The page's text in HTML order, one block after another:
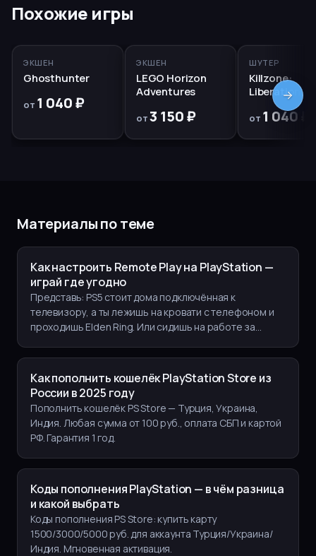
Похожие игры
ЭКШЕН
Ghosthunter
от 1 040 ₽
ЭКШЕН
LEGO Horizon
Adventures
от3 150 ₽
ШУТЕР
Killzone:
Liberation
от 1 040 ₽
Материалы по теме
Как настроить Remote Play на PlayStation —
играй где угодно
Представь: PS5 стоит дома подключённая к
телевизору, а ты лежишь на кровати с телефоном и
проходишь Elden Ring. Или сидишь на работе за
Как пополнить кошелёк PlayStation Store из
России в 2025 году
Пополнить кошелёк PS Store — Турция, Украина,
Индия. Любая сумма от 100 руб., оплата СБП и картой
РФ. Гарантия 1 год.
Коды пополнения PlayStation — в чём разница
и какой выбрать
Коды пополнения PS Store: купить карту
1500/3000/5000 руб. для аккаунта Турция/Украина/
Индия. Мгновенная активация.